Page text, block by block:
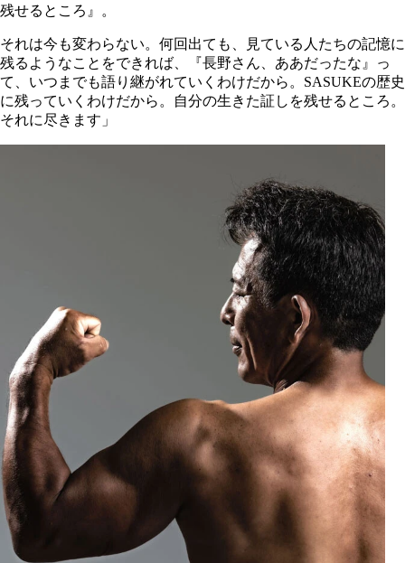
残せるところ』。
それは今も変わらない。何回出ても、見ている人たちの記憶に
残るようなことをできれば、『長野さん、ああだったな』っ
て、いつまでも語り継がれていくわけだから。SASUKEの歴史
に残っていくわけだから。自分の生きた証しを残せるところ。
それに尽きます」